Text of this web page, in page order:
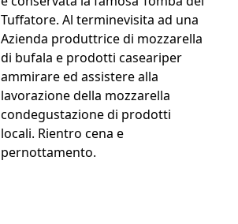
Tuffatore. Al terminevisita ad una
Azienda produttrice di mozzarella
di bufala e prodotti caseariper
ammirare ed assistere alla
lavorazione della mozzarella
condegustazione di prodotti
locali. Rientro cena e
pernottamento.